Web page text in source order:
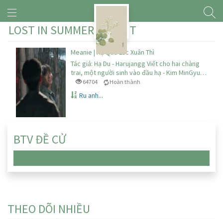
LOST IN SUMMER FOREST
Meanie | Hạ Qua Lúc Xuân Thì
Tác giả: Hạ Du - Harujangg Viết cho hai chàng
trai, một người sinh vào đầu hạ - Kim MinGyu…
64704 Hoàn thành
Ru anh...
BTV ĐỀ CỬ
THEO DÕI NHIỀU